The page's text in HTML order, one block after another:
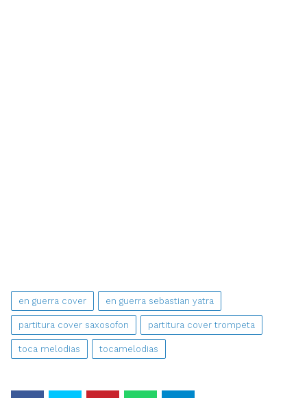
en guerra cover en guerra sebastian yatra
partitura cover saxosofon partitura cover trompeta
toca melodias tocamelodias